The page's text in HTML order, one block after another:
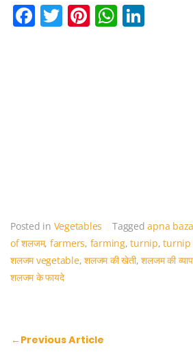
F T Pi W
Posted in Vegetables Taggedapna
of शलजम, farmers, farming,turnip,turnip
शलजम vegetable, शलजम की खेती,शलजम की
शलजम के फायदे
Post
←Previous Article